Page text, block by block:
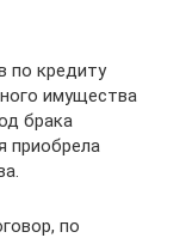
по кредиту
имущества
брака
приобрела
по